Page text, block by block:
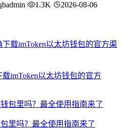
1.3K 2026-08-06
imToken以太坊钱包的官方
里吗？最全使用指南来了